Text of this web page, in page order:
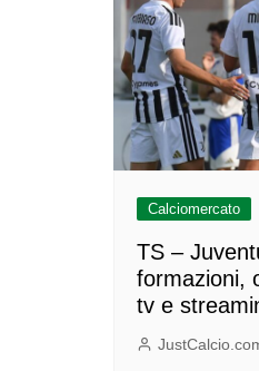
Calciomercato
TS –
formazioni,
tv e